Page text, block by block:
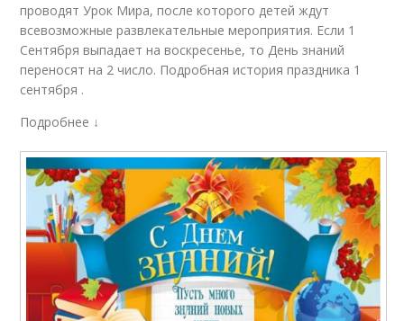
проводят Урок Мира, после которого детей ждут
всевозможные развлекательные мероприятия. Если 1
Сентября выпадает на воскресенье, то День знаний
переносят на 2 число. Подробная история праздника 1
сентября .
Подробнее ↓